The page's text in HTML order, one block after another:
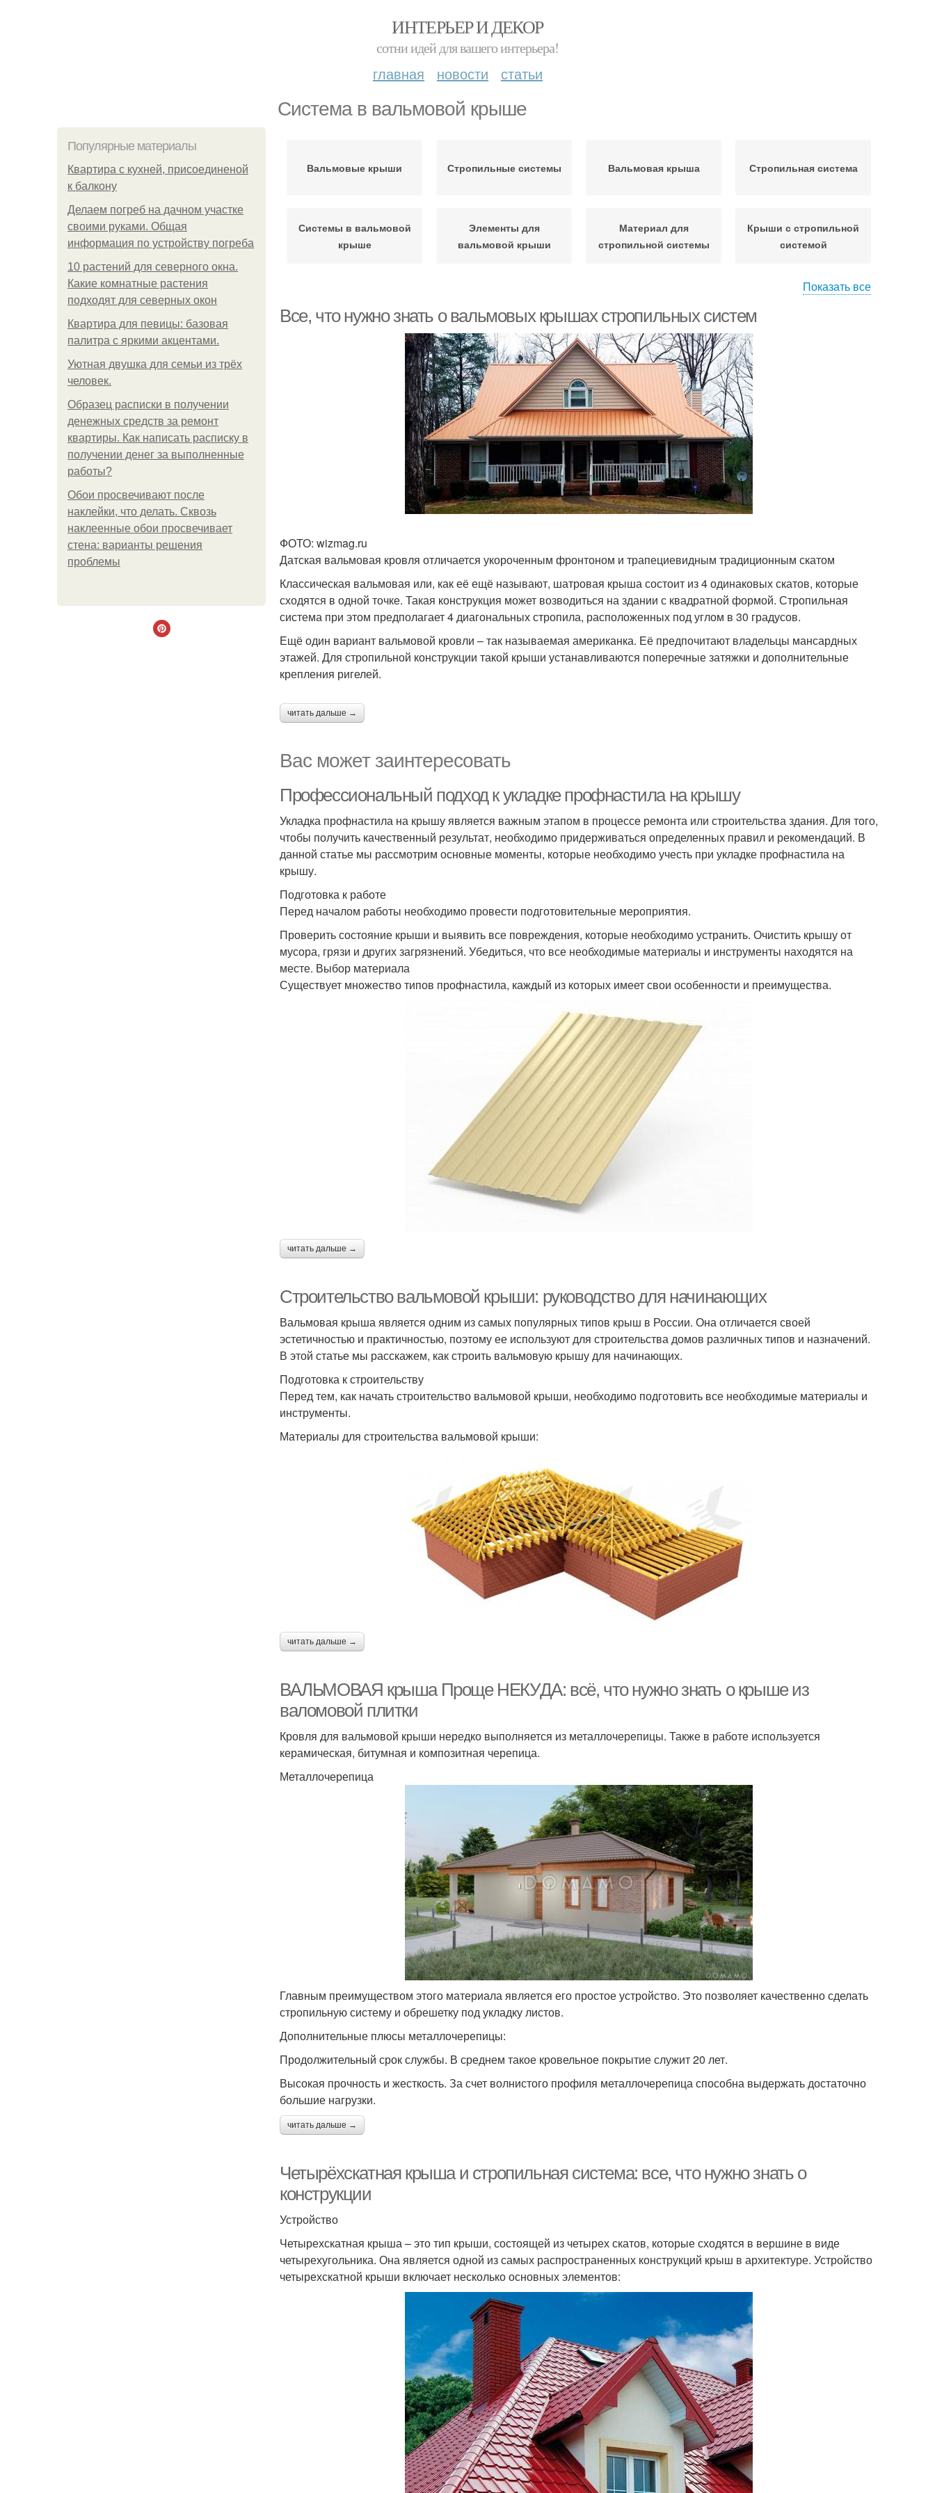
ИНТЕРЬЕР И ДЕКОР
сотни идей для вашего интерьера!
главная новости статьи
Система в вальмовой крыше
Популярные материалы
Квартира с кухней, присоединеной
к балкону
Делаем погреб на дачном участке
своими руками. Общая
информация по устройству погреба
10 растений для северного окна.
Какие комнатные растения
подходят для северных окон
Квартира для певицы: базовая
палитра с яркими акцентами.
Уютная двушка для семьи из трёх
человек.
Образец расписки в получении
денежных средств за ремонт
квартиры. Как написать расписку в
получении денег за выполненные
работы?
Обои просвечивают после
наклейки, что делать. Сквозь
наклеенные обои просвечивает
стена: варианты решения
проблемы
Вальмовые крыши Стропильные системы Вальмовая крыша Стропильная система
Системы в вальмовой
крыше
Элементы для
вальмовой крыши
Материал для
стропильной системы
Крыши с стропильной
системой
Показать все
Все, что нужно знать о вальмовых крышах стропильных систем
ФОТО: wizmag.ru
Датская вальмовая кровля отличается укороченным фронтоном и трапециевидным традиционным скатом
Классическая вальмовая или, как её ещё называют, шатровая крыша состоит из 4 одинаковых скатов, которые
сходятся в одной точке. Такая конструкция может возводиться на здании с квадратной формой. Стропильная
система при этом предполагает 4 диагональных стропила, расположенных под углом в 30 градусов.
Ещё один вариант вальмовой кровли – так называемая американка. Её предпочитают владельцы мансардных
этажей. Для стропильной конструкции такой крыши устанавливаются поперечные затяжки и дополнительные
крепления ригелей.
читать дальше →
Вас может заинтересовать
Профессиональный подход к укладке профнастила на крышу
Укладка профнастила на крышу является важным этапом в процессе ремонта или строительства здания. Для того,
чтобы получить качественный результат, необходимо придерживаться определенных правил и рекомендаций. В
данной статье мы рассмотрим основные моменты, которые необходимо учесть при укладке профнастила на
крышу.
Подготовка к работе
Перед началом работы необходимо провести подготовительные мероприятия.
Проверить состояние крыши и выявить все повреждения, которые необходимо устранить. Очистить крышу от
мусора, грязи и других загрязнений. Убедиться, что все необходимые материалы и инструменты находятся на
месте. Выбор материала
Существует множество типов профнастила, каждый из которых имеет свои особенности и преимущества.
читать дальше →
Строительство вальмовой крыши: руководство для начинающих
Вальмовая крыша является одним из самых популярных типов крыш в России. Она отличается своей
эстетичностью и практичностью, поэтому ее используют для строительства домов различных типов и назначений.
В этой статье мы расскажем, как строить вальмовую крышу для начинающих.
Подготовка к строительству
Перед тем, как начать строительство вальмовой крыши, необходимо подготовить все необходимые материалы и
инструменты.
Материалы для строительства вальмовой крыши:
читать дальше →
ВАЛЬМОВАЯ крыша Проще НЕКУДА: всё, что нужно знать о крыше из
валомовой плитки
Кровля для вальмовой крыши нередко выполняется из металлочерепицы. Также в работе используется
керамическая, битумная и композитная черепица.
Металлочерепица
Главным преимуществом этого материала является его простое устройство. Это позволяет качественно сделать
стропильную систему и обрешетку под укладку листов.
Дополнительные плюсы металлочерепицы:
Продолжительный срок службы. В среднем такое кровельное покрытие служит 20 лет.
Высокая прочность и жесткость. За счет волнистого профиля металлочерепица способна выдержать достаточно
большие нагрузки.
читать дальше →
Четырёхскатная крыша и стропильная система: все, что нужно знать о
конструкции
Устройство
Четырехскатная крыша – это тип крыши, состоящей из четырех скатов, которые сходятся в вершине в виде
четырехугольника. Она является одной из самых распространенных конструкций крыш в архитектуре. Устройство
четырехскатной крыши включает несколько основных элементов: